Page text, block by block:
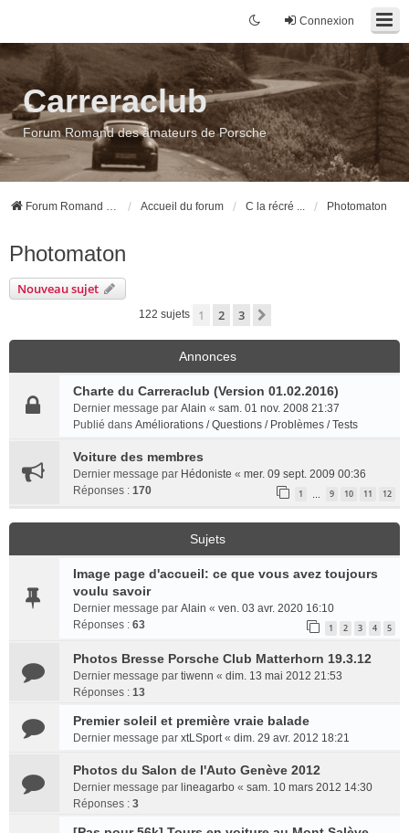
Connexion
Carreraclub
Forum Romand des amateurs de Porsche
Forum Romand des amateurs de Porsche Accueil du forum C la récré ... Photomaton
Photomaton
Nouveau sujet
122 sujets 1 2 3
Annonces
Charte du Carreraclub (Version 01.02.2016)
Dernier message par Alain « sam. 01 nov. 2008 21:37
Publié dans Améliorations / Questions / Problèmes / Tests
Voiture des membres
Dernier message par Hédoniste « mer. 09 sept. 2009 00:36
Réponses : 170 1 9 10 11 12
Sujets
Image page d'accueil: ce que vous avez toujours
voulu savoir
Dernier message par Alain « ven. 03 avr. 2020 16:10
Réponses : 63 1 2 3 4 5
Photos Bresse Porsche Club Matterhorn 19.3.12
Dernier message par tiwenn « dim. 13 mai 2012 21:53
Réponses : 13
Premier soleil et première vraie balade
Dernier message par xtLSport« dim. 29 avr. 2012 18:21
Photos du Salon de l'Auto Genève 2012
Dernier message par lineagarbo « sam. 10 mars 2012 14:30
Réponses : 3